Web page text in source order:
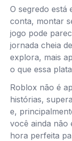
O segredo está
conta, montar
jogo pode
jornada cheia
explora, mais
o que essa
Roblox não é
histórias,
e,
você ainda não
hora perfeita